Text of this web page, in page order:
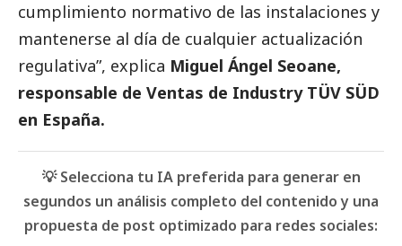
cumplimiento normativo de las instalaciones y
mantenerse al día de cualquier actualización
regulativa”, explica Miguel Ángel Seoane,
responsable de Ventas de Industry TÜV SÜD
en España.
💡 Selecciona tu IA preferida para generar en
segundos un análisis completo del contenido y una
propuesta de post optimizado para redes sociales: